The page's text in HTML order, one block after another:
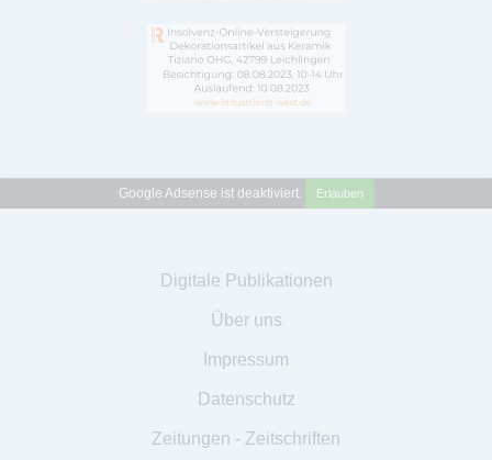
Google Adsense ist deaktiviert. Erlauben
Digitale Publikationen
Über uns
Impressum
Datenschutz
Zeitungen - Zeitschriften